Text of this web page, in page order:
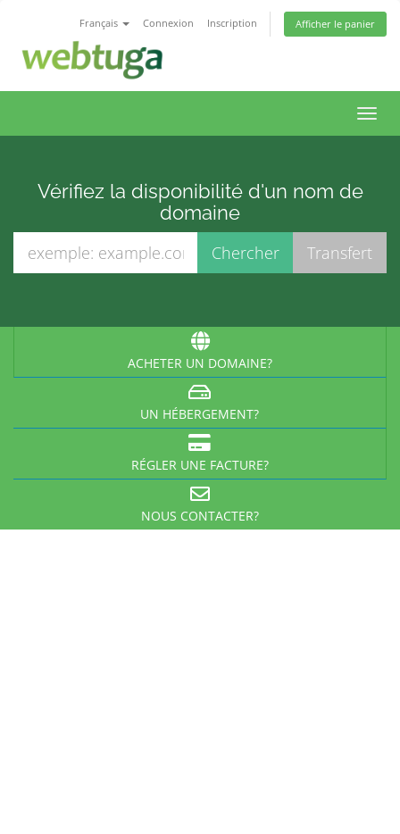
Français Connexion Inscription Afficher le panier
la
Vérifiez la disponibilité d'un nom de
domaine
ACHETER UN DOMAINE?
UN HÉBERGEMENT?
RÉGLER UNE FACTURE?
NOUS CONTACTER?